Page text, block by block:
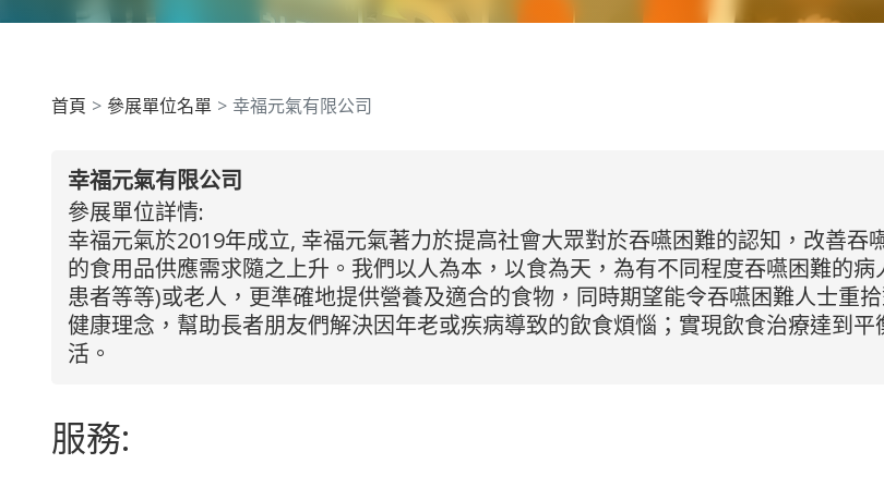
首頁 參展單位名單 幸福元氣有限公司
幸福元氣有限公司
參展單位詳情:
幸福元氣於2019年成立, 幸福元氣著力於提高社會大眾對於吞嚥困難的認知，改善
的食用品供應需求隨之上升。我們以人為本，以食為天，為有不同程度吞嚥困難的
患者等等)或老人，更準確地提供營養及適合的食物，同時期望能令吞嚥困難人士重
健康理念，幫助長者朋友們解決因年老或疾病導致的飲食煩惱；實現飲食治療達到
活。
服務: